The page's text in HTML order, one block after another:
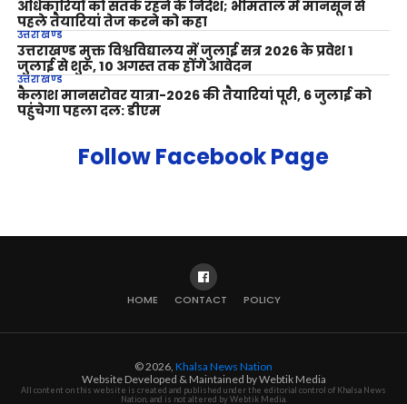
अधिकारियों को सतर्क रहने के निर्देश; भीमताल में मानसून से
पहले तैयारियां तेज करने को कहा
उत्तराखण्ड
उत्तराखण्ड मुक्त विश्वविद्यालय में जुलाई सत्र 2026 के प्रवेश 1
जुलाई से शुरू, 10 अगस्त तक होंगे आवेदन
उत्तराखण्ड
कैलाश मानसरोवर यात्रा-2026 की तैयारियां पूरी, 6 जुलाई को
पहुंचेगा पहला दल: डीएम
Follow Facebook Page
HOME CONTACT POLICY
© 2026, Khalsa News Nation
Website Developed & Maintained by Webtik Media
All content on this website is created and published under the editorial control of Khalsa News
Nation, and is not altered by Webtik Media.